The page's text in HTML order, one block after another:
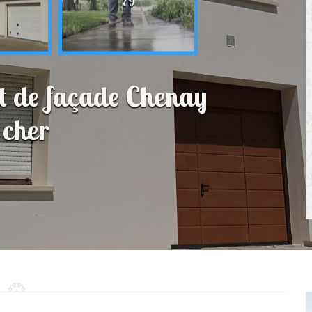
façade Chenay